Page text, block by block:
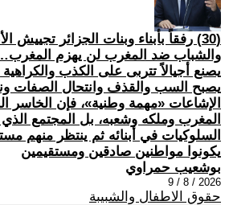
(30) رفقاً بأبناء وبنات الجزائر تجييش
والشباب ضد المغرب لن يهزم
يصنع أجيالاً تتربى على الكذب والكراهية
يصبح السب والقذف وانتحال الصفات
الإشاعات «مهمة وطنية»، فإن الخاسر
المغرب وملكه وشعبه، بل المجتمع
السلوكيات في أبنائه ثم ينتظر منهم
يكونوا مواطنين صادقين ومستقيمين
بوشعيب حمراوي
2026 / 8 / 9
حقوق الاطفال والشبيبة